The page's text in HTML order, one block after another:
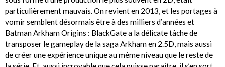
particulièrement mauvais. On revient en 2013, et les portages à
vomir semblent désormais être à des milliers d’années et
Batman Arkham Origins : BlackGate a la délicate tâche de
transposer le gameplay de la saga Arkham en 2.5D, mais aussi
de créer une expérience unique au même niveau que le reste de